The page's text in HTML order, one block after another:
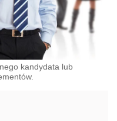
kandydata lub